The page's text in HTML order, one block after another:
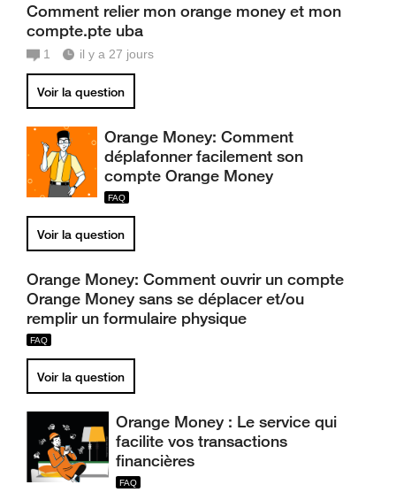
Comment relier mon orange money et mon
compte.pte uba
1 il y a 27 jours
Voir la question
Orange Money: Comment
déplafonner facilement son
compte Orange Money
Voir la question
Orange Money: Comment ouvrir un compte
Orange Money sans se déplacer et/ou
remplir un formulaire physique
Voir la question
Orange Money : Le service qui
facilite vos transactions
financières